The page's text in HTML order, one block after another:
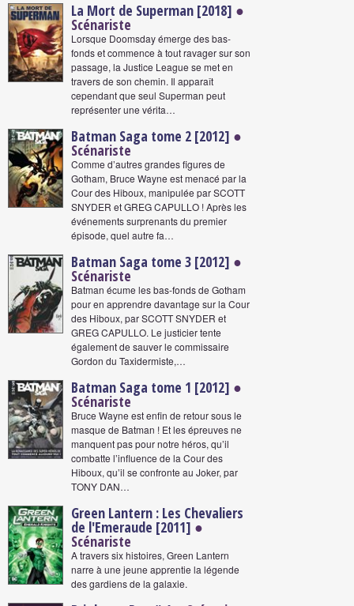
La Mort de Superman [2018] ●
Scénariste
Lorsque Doomsday émerge des bas-
fonds et commence à tout ravager sur son
passage, la Justice League se met en
travers de son chemin. Il apparaît
cependant que seul Superman peut
représenter une vérita…
Batman Saga tome 2 [2012] ●
Scénariste
Comme d’autres grandes figures de
Gotham, Bruce Wayne est menacé par la
Cour des Hiboux, manipulée par SCOTT
SNYDER et GREG CAPULLO ! Après les
événements surprenants du premier
épisode, quel autre fa…
Batman Saga tome 3 [2012] ●
Scénariste
Batman écume les bas-fonds de Gotham
pour en apprendre davantage sur la Cour
des Hiboux, par SCOTT SNYDER et
GREG CAPULLO. Le justicier tente
également de sauver le commissaire
Gordon du Taxidermiste,…
Batman Saga tome 1 [2012] ●
Scénariste
Bruce Wayne est enfin de retour sous le
masque de Batman ! Et les épreuves ne
manquent pas pour notre héros, qu’il
combatte l’influence de la Cour des
Hiboux, qu’il se confronte au Joker, par
TONY DAN…
Green Lantern : Les Chevaliers
de l'Emeraude [2011] ●
Scénariste
A travers six histoires, Green Lantern
narre à une jeune apprentie la légende
des gardiens de la galaxie.